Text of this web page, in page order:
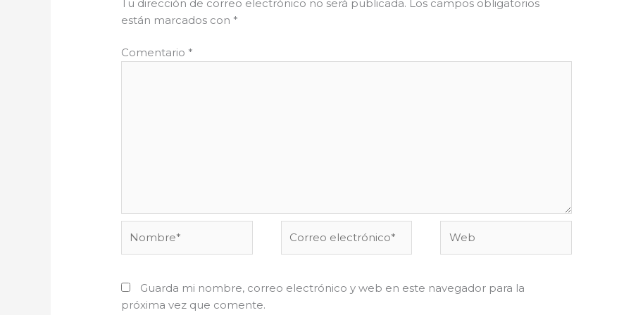
Tu dirección de correo electrónico no será publicada.
Los campos obligatorios
están marcados con *
Comentario *
electrónico*
Guarda mi nombre, correo electrónico y web en este navegador para la
próxima vez que comente.